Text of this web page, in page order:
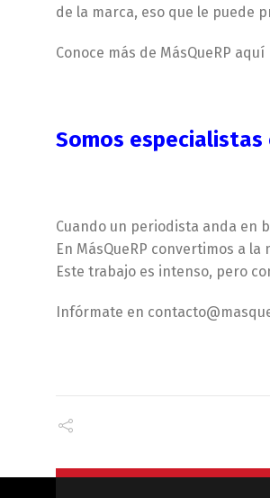
de la marca, eso que le puede
Conoce más de MásQueRP aquí
Somos
Cuando un periodista anda en
En MásQueRP convertimos a
Este trabajo es intenso, pero
Infórmate en